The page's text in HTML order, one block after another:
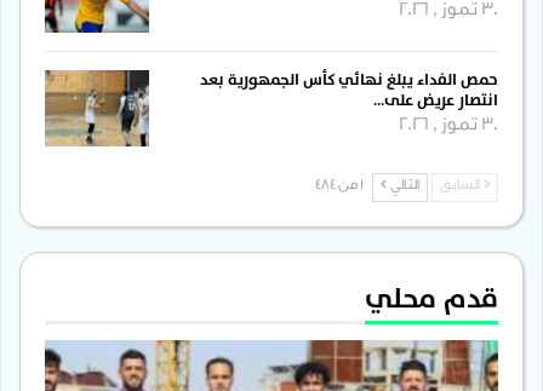
30 تموز , 2026
حمص الفداء يبلغ نهائي كأس الجمهورية بعد
انتصار عريض على…
30 تموز , 2026
السابق التالي
قدم محلي